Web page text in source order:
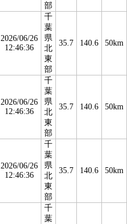
部
2026/06/26
12:46:36
千
葉
県
北
東
部
35.7 140.6 50km
2026/06/26
12:46:36
千
葉
県
北
東
部
35.7 140.6 50km
2026/06/26
12:46:36
千
葉
県
北
東
部
35.7 140.6 50km
千
葉